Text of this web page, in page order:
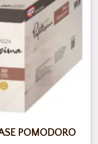
POMODORO